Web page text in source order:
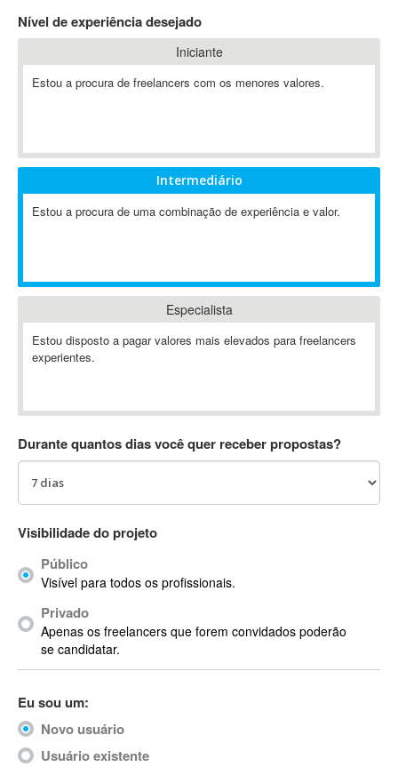
802.11
A-GPS
ABAP
Abaqus
ABBYY FineReader
Ableton
Ableton Push
Abstract
AC3
ACID Pro
ACPI
Acrobat
Acrobat X
Acronis
ACT
Actimize
ActionScript
ActionScript 3
Nível de experiência desejado
Iniciante
Estou a procura de freelancers com os menores valores.
Intermediário
Estou a procura de uma combinação de experiência e valor.
Especialista
Estou disposto a pagar valores mais elevados para freelancers
experientes.
Durante quantos dias você quer receber propostas?
Visibilidade do projeto
Público
Visível para todos os profissionais.
Privado
Apenas os freelancers que forem convidados poderão
se candidatar.
Eu sou um:
Novo usuário
Usuário existente